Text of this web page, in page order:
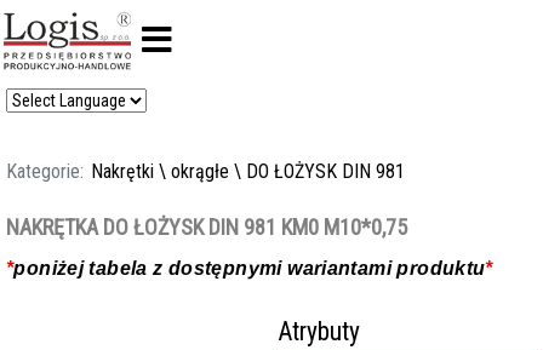
Kategorie: Nakrętki \ okrągłe \ DO ŁOŻYSK DIN 981
NAKRĘTKA DO ŁOŻYSK DIN 981 KM0 M10*0,75
*poniżej tabela z dostępnymi wariantami produktu*
Atrybuty